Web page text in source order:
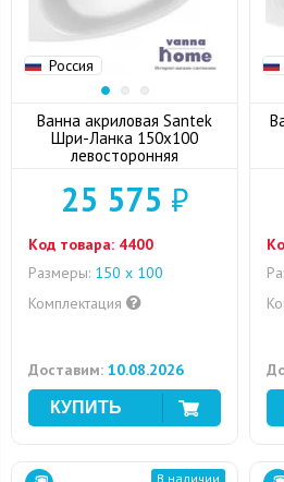
Россия
Ванна акриловая Santek
Шри-Ланка 150x100
левосторонняя
25 575 ₽
Код товара: 4400
Размеры: 150 x 100
Комплектация
Доставим: 10.08.2026
В наличии